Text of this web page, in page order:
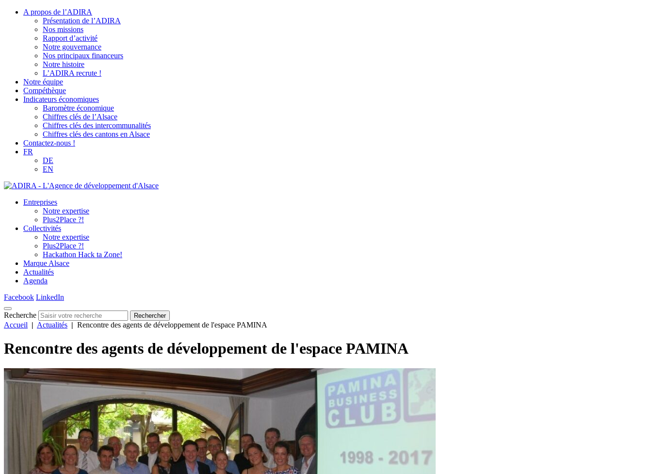
A propos de l’ADIRA
Présentation de l’ADIRA
Nos missions
Rapport d’activité
Notre gouvernance
Nos principaux financeurs
Notre histoire
L’ADIRA recrute !
Notre équipe
Compéthèque
Indicateurs économiques
Baromètre économique
Chiffres clés de l’Alsace
Chiffres clés des intercommunalités
Chiffres clés des cantons en Alsace
Contactez-nous !
FR
DE
EN
Entreprises
Notre expertise
Plus2Place ?!
Collectivités
Notre expertise
Plus2Place ?!
Hackathon Hack ta Zone!
Marque Alsace
Actualités
Agenda
Facebook LinkedIn
Recherche Rechercher
Accueil | Actualités | Rencontre des agents de développement de l'espace PAMINA
Rencontre des agents de développement de l'espace PAMINA